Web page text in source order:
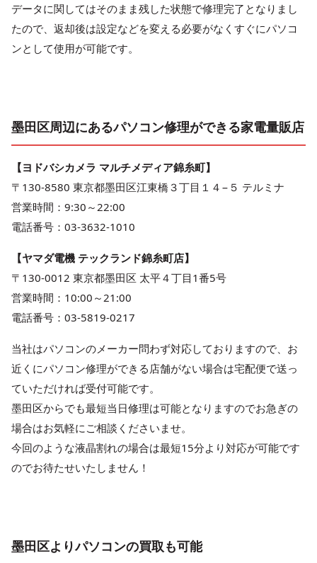
データに関してはそのまま残した状態で修理完了となりまし
たので、返却後は設定などを変える必要がなくすぐにパソコ
ンとして使用が可能です。
墨田区周辺にあるパソコン修理ができる家電量販店
【ヨドバシカメラ マルチメディア錦糸町】
〒130-8580 東京都墨田区江東橋３丁目１４−５ テルミナ
営業時間：9:30～22:00
電話番号：03-3632-1010
【ヤマダ電機 テックランド錦糸町店】
〒130-0012 東京都墨田区 太平４丁目1番5号
営業時間：10:00～21:00
電話番号：03-5819-0217
当社はパソコンのメーカー問わず対応しておりますので、お
近くにパソコン修理ができる店舗がない場合は宅配便で送っ
ていただければ受付可能です。
墨田区からでも最短当日修理は可能となりますのでお急ぎの
場合はお気軽にご相談くださいませ。
今回のような液晶割れの場合は最短15分より対応が可能です
のでお待たせいたしません！
墨田区よりパソコンの買取も可能